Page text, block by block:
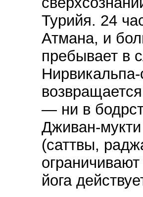
Турийя. 24
Атмана, и
пребывает в
— ни в
Дживан-
(саттвы,
йога